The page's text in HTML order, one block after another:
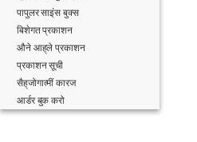
पापुलर साइंस बुक्स
बिशेगत प्रकाशन
औने आह्‌ले प्रकाशन
प्रकाशन सूची
सैह्‌जोगात्मीं कारज
आर्डर बुक करो